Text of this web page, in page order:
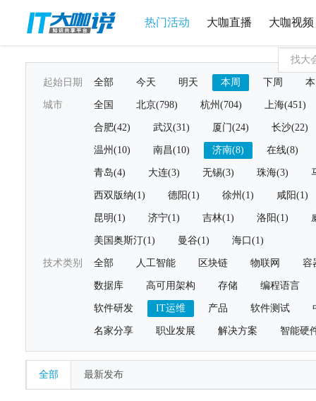
热门活动 大咖直播 大咖视频
起始日期 全部 今天 明天 本周 下周
城市 全国 北京(798) 杭州(704) 上海(451)
合肥(42) 武汉(31) 厦门(24) 长沙(22)
温州(10) 南昌(10) 济南(8) 在线(8)
青岛(4) 大连(3) 无锡(3) 珠海(3)
西双版纳(1) 德阳(1) 徐州(1) 咸阳(1)
昆明(1) 济宁(1) 吉林(1) 洛阳(1)
美国奥斯汀(1) 曼谷(1) 海口(1)
技术类别 全部 人工智能 区块链 物联网 容
数据库 高可用架构 存储 编程语言
软件研发 IT运维 产品 软件测试
名家分享 职业发展 解决方案 智能硬
全部 最新发布